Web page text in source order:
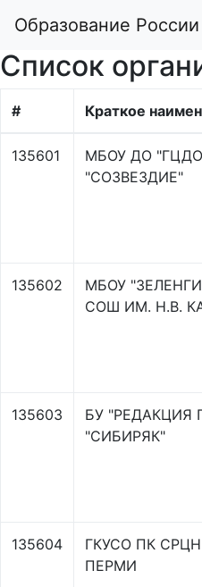
Образование России
Список
# Краткое
135601
МБОУ ДО "ГЦДО
"СОЗВЕЗДИЕ"
135602
МБОУ
СОШ ИМ. Н.В.
135603
БУ "РЕДАКЦИЯ
"СИБИРЯК"
135604
ГКУСО ПК СРЦН
ПЕРМИ